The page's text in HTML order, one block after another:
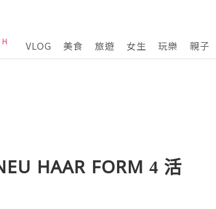
VLOG 美食 旅遊 女生 玩樂 親子
HAAR FORM 4 活